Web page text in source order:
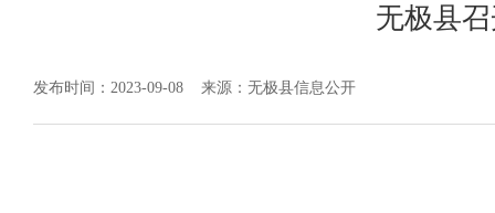
无极县
发布时间：2023-09-08 来源：无极县信息公开